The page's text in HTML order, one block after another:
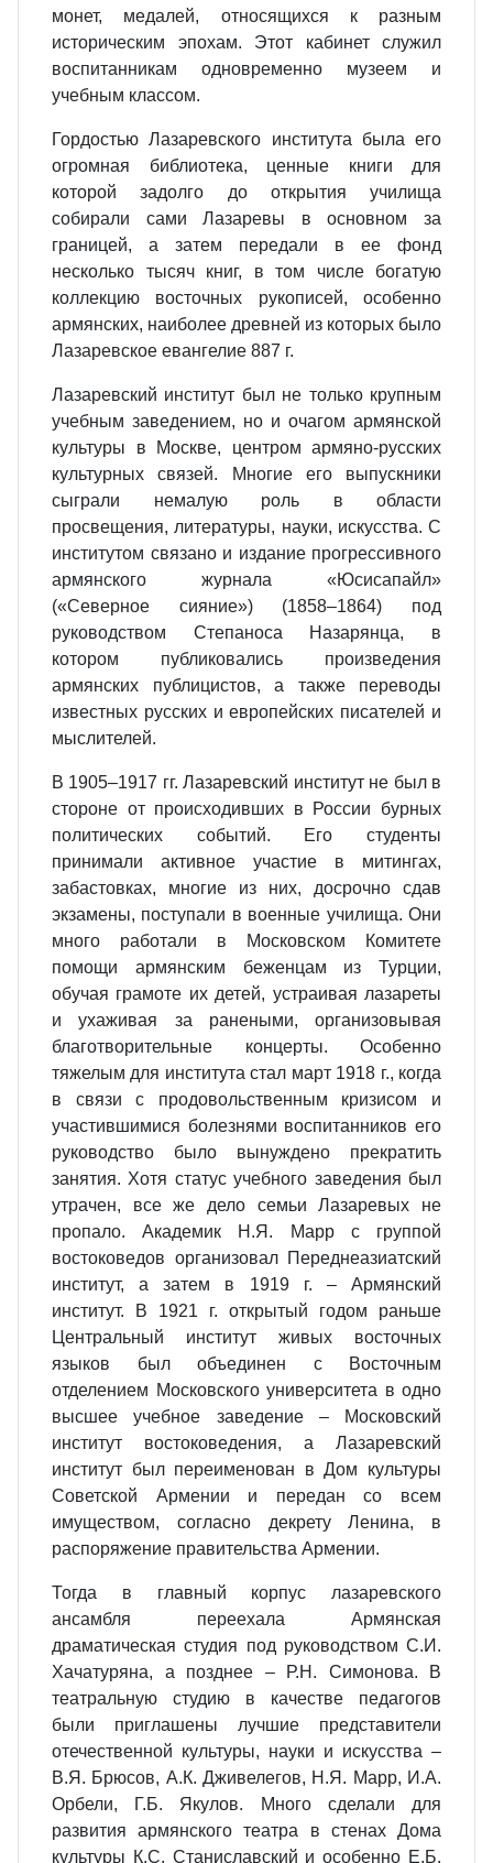
монет, медалей, относящихся к разным
историческим эпохам. Этот кабинет служил
воспитанникам одновременно музеем и
учебным классом.
Гордостью Лазаревского института была его
огромная библиотека, ценные книги для
которой задолго до открытия училища
собирали сами Лазаревы в основном за
границей, а затем передали в ее фонд
несколько тысяч книг, в том числе богатую
коллекцию восточных рукописей, особенно
армянских, наиболее древней из которых было
Лазаревское евангелие 887 г.
Лазаревский институт был не только крупным
учебным заведением, но и очагом армянской
культуры в Москве, центром армяно-русских
культурных связей. Многие его выпускники
сыграли немалую роль в области
просвещения, литературы, науки, искусства. С
институтом связано и издание прогрессивного
армянского журнала «Юсисапайл»
(«Северное сияние») (1858–1864) под
руководством Степаноса Назарянца, в
котором публиковались произведения
армянских публицистов, а также переводы
известных русских и европейских писателей и
мыслителей.
В 1905–1917 гг. Лазаревский институт не был в
стороне от происходивших в России бурных
политических событий. Его студенты
принимали активное участие в митингах,
забастовках, многие из них, досрочно сдав
экзамены, поступали в военные училища. Они
много работали в Московском Комитете
помощи армянским беженцам из Турции,
обучая грамоте их детей, устраивая лазареты
и ухаживая за ранеными, организовывая
благотворительные концерты. Особенно
тяжелым для института стал март 1918 г., когда
в связи с продовольственным кризисом и
участившимися болезнями воспитанников его
руководство было вынуждено прекратить
занятия. Хотя статус учебного заведения был
утрачен, все же дело семьи Лазаревых не
пропало. Академик Н.Я. Марр с группой
востоковедов организовал Переднеазиатский
институт, а затем в 1919 г. – Армянский
институт. В 1921 г. открытый годом раньше
Центральный институт живых восточных
языков был объединен с Восточным
отделением Московского университета в одно
высшее учебное заведение – Московский
институт востоковедения, а Лазаревский
институт был переименован в Дом культуры
Советской Армении и передан со всем
имуществом, согласно декрету Ленина, в
распоряжение правительства Армении.
Тогда в главный корпус лазаревского
ансамбля переехала Армянская
драматическая студия под руководством С.И.
Хачатуряна, а позднее – Р.Н. Симонова. В
театральную студию в качестве педагогов
были приглашены лучшие представители
отечественной культуры, науки и искусства –
В.Я. Брюсов, А.К. Дживелегов, Н.Я. Марр, И.А.
Орбели, Г.Б. Якулов. Много сделали для
развития армянского театра в стенах Дома
культуры К.С. Станиславский и особенно Е.Б.